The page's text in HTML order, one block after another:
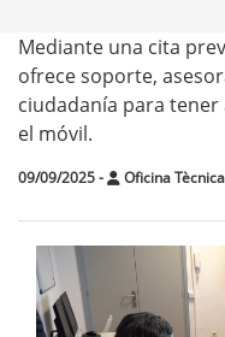
Mediante una cita
ofrece soporte,
ciudadanía para
el móvil.
09/09/2025- Oficina Tècnica